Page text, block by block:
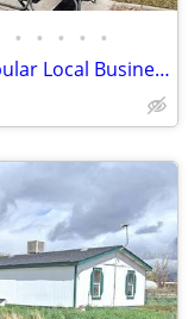
• • • • •
🚀 Own One of Cedar City's Most Popular Local Businesses!